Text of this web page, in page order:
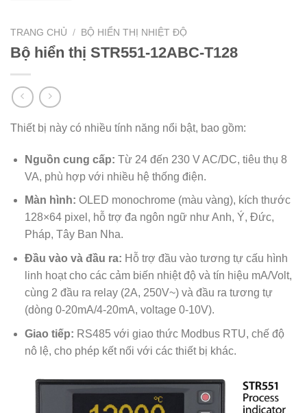
TRANG CHỦ / BỘ HIỂN THỊ NHIỆT ĐỘ
Bộ hiển thị STR551-12ABC-T128
Thiết bị này có nhiều tính năng nổi bật, bao gồm:
Nguồn cung cấp: Từ 24 đến 230 V AC/DC, tiêu thụ 8
VA, phù hợp với nhiều hệ thống điện.
Màn hình: OLED monochrome (màu vàng), kích thước
128×64 pixel, hỗ trợ đa ngôn ngữ như Anh, Ý, Đức,
Pháp, Tây Ban Nha.
Đầu vào và đầu ra: Hỗ trợ đầu vào tương tự cấu hình
linh hoạt cho các cảm biến nhiệt độ và tín hiệu mA/Volt,
cùng 2 đầu ra relay (2A, 250V~) và đầu ra tương tự
(dòng 0-20mA/4-20mA, voltage 0-10V).
Giao tiếp: RS485 với giao thức Modbus RTU, chế độ
nô lệ, cho phép kết nối với các thiết bị khác.